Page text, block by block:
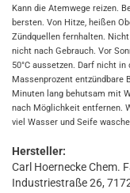
Kann die Atemwege reizen.
bersten. Von Hitze, heißen
Zündquellen fernhalten.
nicht nach Gebrauch. Vor
50°C aussetzen. Darf nicht
Massenprozent entzündbare
Minuten lang behutsam mit
nach Möglichkeit entfernen.
viel Wasser und Seife
Hersteller:
Carl Hoernecke Chem.
Industriestraße 26,